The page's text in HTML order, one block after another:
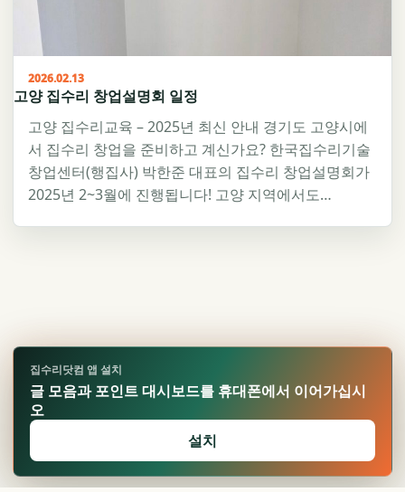
2026.02.13
고양 집수리 창업설명회 일정
고양 집수리교육 – 2025년 최신 안내 경기도 고양시에
서 집수리 창업을 준비하고 계신가요? 한국집수리기술
창업센터(행집사) 박한준 대표의 집수리 창업설명회가
2025년 2~3월에 진행됩니다! 고양 지역에서도…
집수리닷컴 앱 설치
글 모음과 포인트 대시보드를 휴대폰에서 이어가십시
오
설치